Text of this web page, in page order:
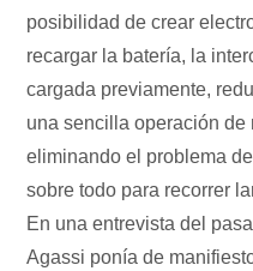
posibilidad de crear
recargar la batería, la
cargada previamente,
una sencilla operación de
eliminando el problema
sobre todo para recorrer
En una entrevista del
Agassi ponía de